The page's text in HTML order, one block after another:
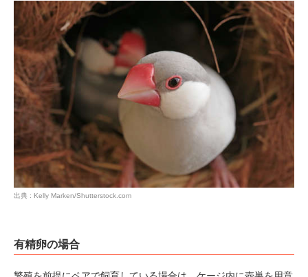
出典 : Kelly Marken/Shutterstock.com
有精卵の場合
閉じる
いぬ部をフォロー
PECOアプリをダウンロード済みの方
アプリで開く